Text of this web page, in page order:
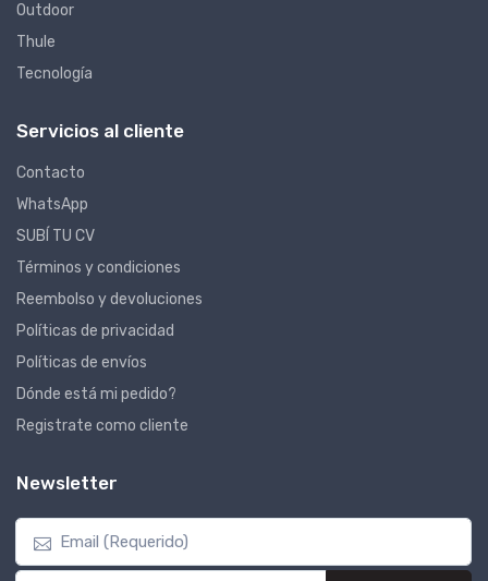
Outdoor
Thule
Tecnología
Servicios al cliente
Contacto
WhatsApp
SUBÍ TU CV
Términos y condiciones
Reembolso y devoluciones
Políticas de privacidad
Políticas de envíos
Dónde está mi pedido?
Registrate como cliente
Newsletter